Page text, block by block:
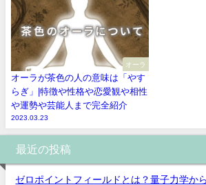
オーラ
オーラが茶色の人の意味は「やす
らぎ」|特徴や性格や恋愛観や相性
や運勢や芸能人まで完全紹介
2023.03.23
最近の投稿
ゼロポイントフィールドとは？量子力学か